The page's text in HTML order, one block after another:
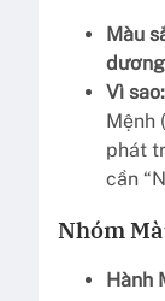
Màu
dương
Vì sao:
Mệnh
phát
cần
Nhóm
Hành